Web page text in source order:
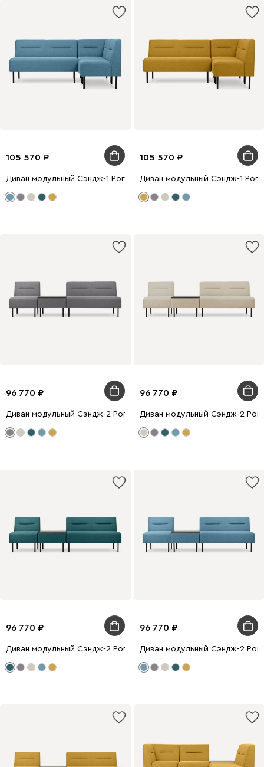
105 570
Диван модульный Сэндж-1 Рогожка Голубой
105 570
Диван модульный Сэндж-1
96 770
Диван модульный Сэндж-2 Рогожка Серый
96 770
Диван модульный Сэндж-2
96 770
Диван модульный Сэндж-2 Рогожка Бирюзовый
96 770
Диван модульный Сэндж-2